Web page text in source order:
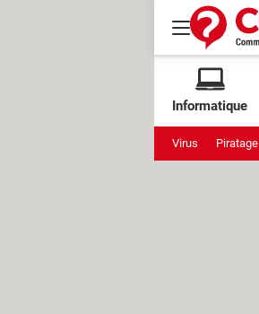
Informatique
Virus Piratage